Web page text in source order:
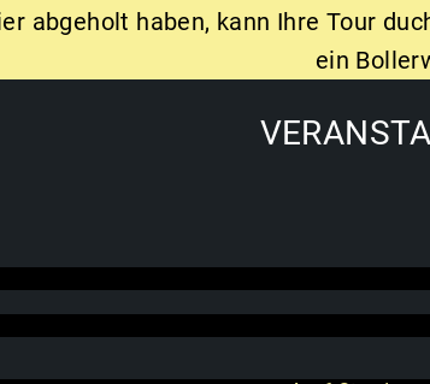
abgeholt haben, kann Ihre Tour
ein